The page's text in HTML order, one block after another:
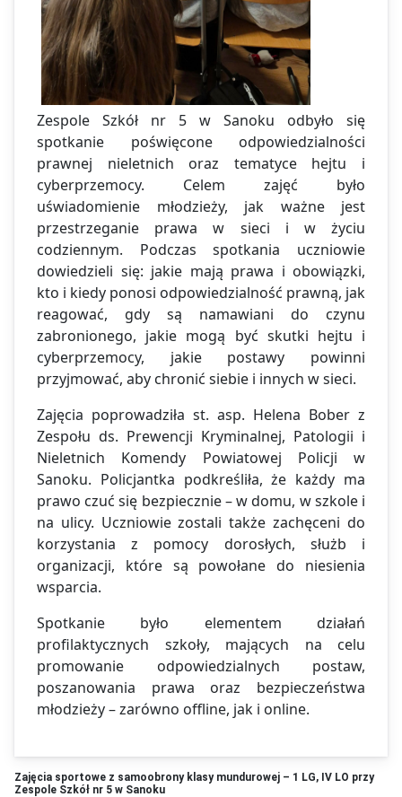
Zespole Szkół nr 5 w Sanoku odbyło się
spotkanie poświęcone odpowiedzialności
prawnej nieletnich oraz tematyce hejtu i
cyberprzemocy. Celem zajęć było
uświadomienie młodzieży, jak ważne jest
przestrzeganie prawa w sieci i w życiu
codziennym. Podczas spotkania uczniowie
dowiedzieli się: jakie mają prawa i obowiązki,
kto i kiedy ponosi odpowiedzialność prawną, jak
reagować, gdy są namawiani do czynu
zabronionego, jakie mogą być skutki hejtu i
cyberprzemocy, jakie postawy powinni
przyjmować, aby chronić siebie i innych w sieci.
Zajęcia poprowadziła st. asp. Helena Bober z
Zespołu ds. Prewencji Kryminalnej, Patologii i
Nieletnich Komendy Powiatowej Policji w
Sanoku. Policjantka podkreśliła, że każdy ma
prawo czuć się bezpiecznie – w domu, w szkole i
na ulicy. Uczniowie zostali także zachęceni do
korzystania z pomocy dorosłych, służb i
organizacji, które są powołane do niesienia
wsparcia.
Spotkanie było elementem działań
profilaktycznych szkoły, mających na celu
promowanie odpowiedzialnych postaw,
poszanowania prawa oraz bezpieczeństwa
młodzieży – zarówno offline, jak i online.
Zajęcia sportowe z samoobrony klasy mundurowej – 1 LG, IV LO przy
Zespole Szkół nr 5 w Sanoku